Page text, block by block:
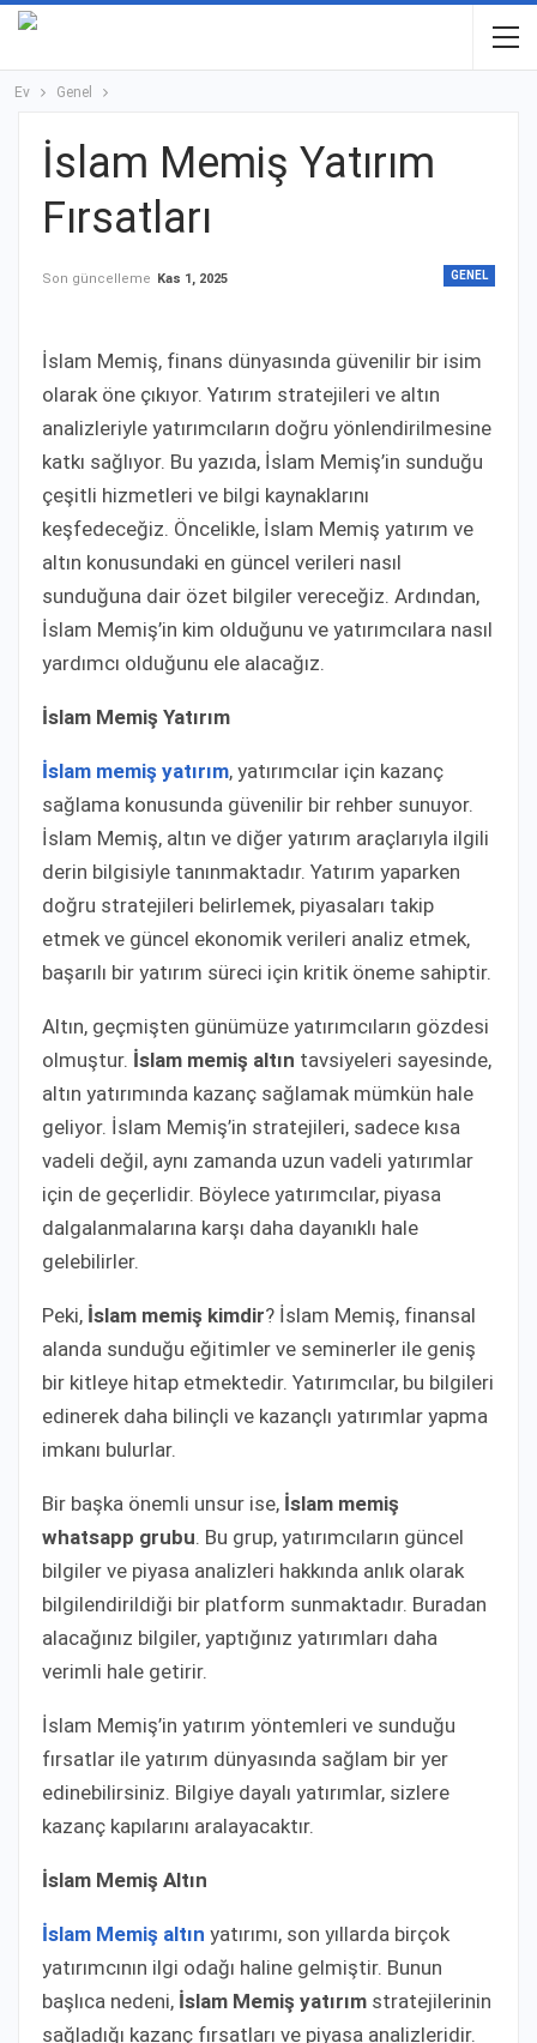
Ev Genel
İslam Memiş Yatırım
Fırsatları
GENEL
Son güncelleme Kas 1, 2025
İslam Memiş, finans dünyasında güvenilir bir isim
olarak öne çıkıyor. Yatırım stratejileri ve altın
analizleriyle yatırımcıların doğru yönlendirilmesine
katkı sağlıyor. Bu yazıda, İslam Memiş’in sunduğu
çeşitli hizmetleri ve bilgi kaynaklarını
keşfedeceğiz. Öncelikle, İslam Memiş yatırım ve
altın konusundaki en güncel verileri nasıl
sunduğuna dair özet bilgiler vereceğiz. Ardından,
İslam Memiş’in kim olduğunu ve yatırımcılara nasıl
yardımcı olduğunu ele alacağız.
İslam Memiş Yatırım
İslam memiş yatırım, yatırımcılar için kazanç
sağlama konusunda güvenilir bir rehber sunuyor.
İslam Memiş, altın ve diğer yatırım araçlarıyla ilgili
derin bilgisiyle tanınmaktadır. Yatırım yaparken
doğru stratejileri belirlemek, piyasaları takip
etmek ve güncel ekonomik verileri analiz etmek,
başarılı bir yatırım süreci için kritik öneme sahiptir.
Altın, geçmişten günümüze yatırımcıların gözdesi
olmuştur. İslam memiş altın tavsiyeleri sayesinde,
altın yatırımında kazanç sağlamak mümkün hale
geliyor. İslam Memiş’in stratejileri, sadece kısa
vadeli değil, aynı zamanda uzun vadeli yatırımlar
için de geçerlidir. Böylece yatırımcılar, piyasa
dalgalanmalarına karşı daha dayanıklı hale
gelebilirler.
Peki, İslam memiş kimdir? İslam Memiş, finansal
alanda sunduğu eğitimler ve seminerler ile geniş
bir kitleye hitap etmektedir. Yatırımcılar, bu bilgileri
edinerek daha bilinçli ve kazançlı yatırımlar yapma
imkanı bulurlar.
Bir başka önemli unsur ise, İslam memiş
whatsapp grubu . Bu grup, yatırımcıların güncel
bilgiler ve piyasa analizleri hakkında anlık olarak
bilgilendirildiği bir platform sunmaktadır. Buradan
alacağınız bilgiler, yaptığınız yatırımları daha
verimli hale getirir.
İslam Memiş’in yatırım yöntemleri ve sunduğu
fırsatlar ile yatırım dünyasında sağlam bir yer
edinebilirsiniz. Bilgiye dayalı yatırımlar, sizlere
kazanç kapılarını aralayacaktır.
İslam Memiş Altın
İslam Memiş altın yatırımı, son yıllarda birçok
yatırımcının ilgi odağı haline gelmiştir. Bunun
başlıca nedeni, İslam Memiş yatırım stratejilerinin
sağladığı kazanç fırsatları ve piyasa analizleridir.